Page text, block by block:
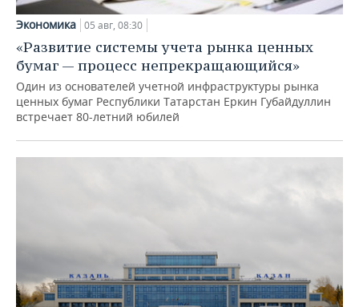
Экономика 05 авг, 08:30
«Развитие системы учета рынка ценных
бумаг — процесс непрекращающийся»
Один из основателей учетной инфраструктуры рынка
ценных бумаг Республики Татарстан Еркин Губайдуллин
встречает 80-летний юбилей